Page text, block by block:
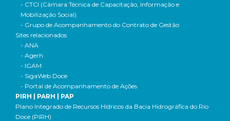
- CTCI (Câmara Técnica de Capacitação, Informação e
Mobilização Social)
- Grupo de Acompanhamento do Contrato de Gestão
Sites relacionados
- ANA
- Agerh
- IGAM
- SigaWeb Doce
- Portal de Acompanhamento de Ações
PIRH | PARH | PAP
Plano Integrado de Recursos Hídricos da Bacia Hidrográfica do Rio
Doce (PIRH)